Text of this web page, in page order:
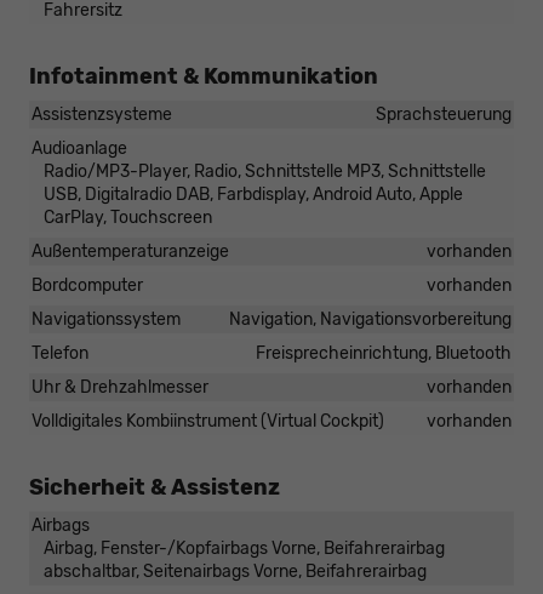
Fahrersitz
Infotainment & Kommunikation
Assistenzsysteme
Sprachsteuerung
Audioanlage
Radio/MP3-Player, Radio, Schnittstelle MP3, Schnittstelle
USB, Digitalradio DAB, Farbdisplay, Android Auto, Apple
CarPlay, Touchscreen
Außentemperaturanzeige
vorhanden
Bordcomputer
vorhanden
Navigationssystem
Navigation, Navigationsvorbereitung
Telefon
Freisprecheinrichtung, Bluetooth
Uhr & Drehzahlmesser
vorhanden
Volldigitales Kombiinstrument (Virtual Cockpit)
vorhanden
Sicherheit & Assistenz
Airbags
Airbag, Fenster-/Kopfairbags Vorne, Beifahrerairbag
abschaltbar, Seitenairbags Vorne, Beifahrerairbag